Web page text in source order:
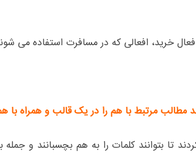
خرید، افعالی که در مسافرت استفاده می
مرتبط با هم را در یک قالب و همراه با
تا بتوانند کلمات را به هم بچسبانند و